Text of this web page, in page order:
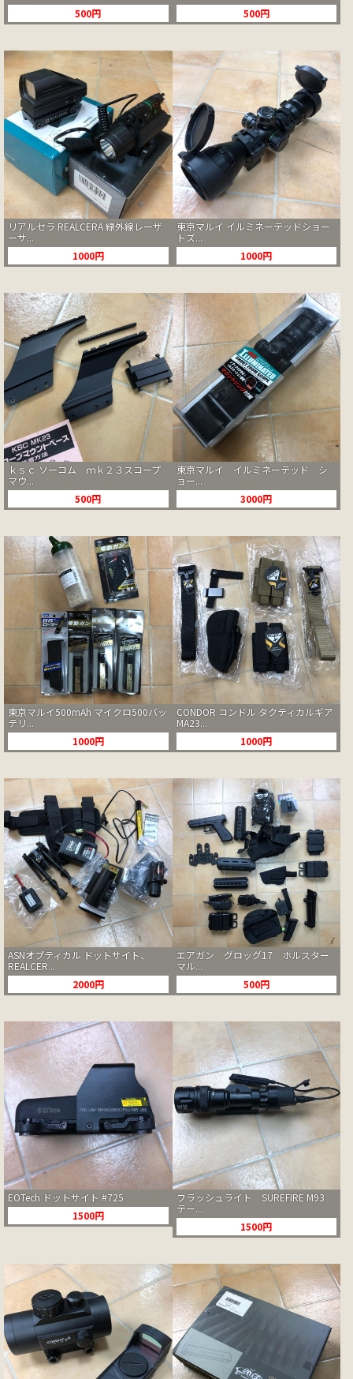
500円
500円
リアルセラ REALCERA 緑外線レーザ
ーサ...
1000円
東京マルイ イルミネーテッドショー
トズ...
1000円
ｋｓｃ ソーコム ｍｋ２３スコープ
マウ...
500円
東京マルイ イルミネーテッド シ
ョー...
3000円
東京マルイ500mAh マイクロ500バッ
テリ...
1000円
CONDOR コンドル タクティカルギア
MA23...
1000円
ASNオプティカル ドットサイト、
REALCER...
2000円
エアガン グロッグ17 ホルスター
マル...
500円
EOTech ドットサイト #725
1500円
フラッシュライト SUREFIRE M93
テー...
1500円